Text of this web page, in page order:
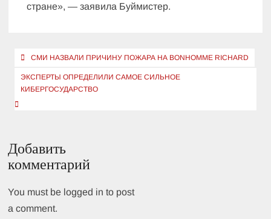
стране», — заявила Буймистер.
Навигация
по
записям
СМИ НАЗВАЛИ ПРИЧИНУ ПОЖАРА НА BONHOMME RICHARD
ЭКСПЕРТЫ ОПРЕДЕЛИЛИ САМОЕ СИЛЬНОЕ
КИБЕРГОСУДАРСТВО
Добавить
комментарий
You must be logged in to post
a comment.